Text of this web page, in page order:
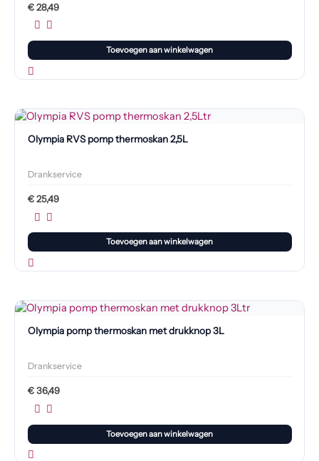
€28,49
Toevoegen aan winkelwagen
Olympia RVS pomp thermoskan 2,5L
Drankservice
€25,49
Toevoegen aan winkelwagen
Olympia pomp thermoskan met drukknop 3L
Drankservice
€36,49
Toevoegen aan winkelwagen